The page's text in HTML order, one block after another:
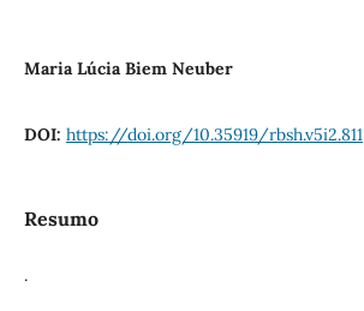
Maria Lúcia Biem Neuber
DOI: https://doi.org/10.35919/rbsh.v5i2.811
Resumo
.